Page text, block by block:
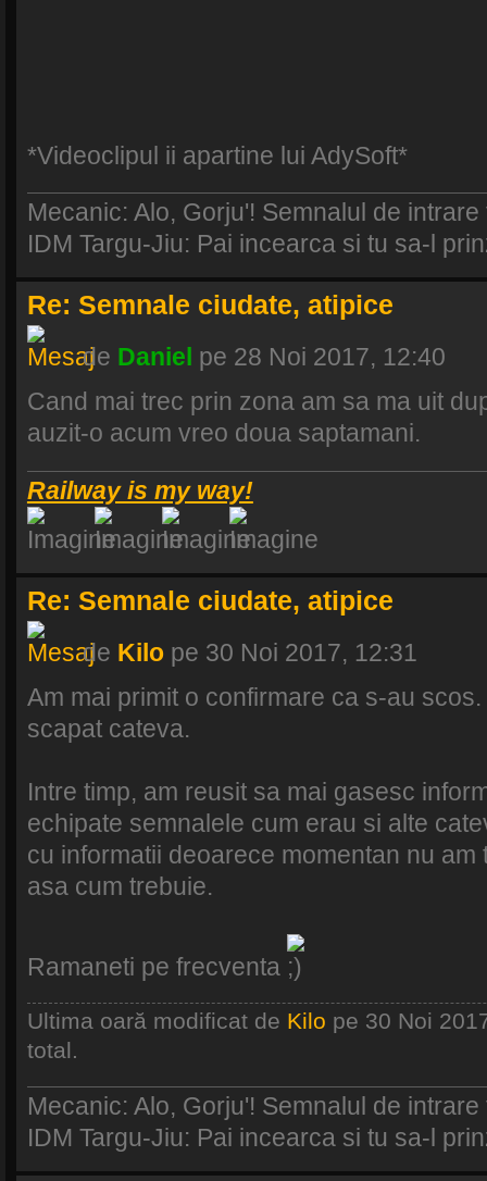
*Videoclipul ii apartine lui AdySoft*
Mecanic: Alo, Gorju'! Semnalul de
IDM Targu-Jiu: Pai incearca si tu sa-l
Re: Semnale ciudate, atipice
de Daniel pe 28 Noi 2017, 12:40
Cand mai trec prin zona am sa ma uit
auzit-o acum vreo doua saptamani.
Railway is my way!
Re: Semnale ciudate, atipice
de Kilope 30 Noi 2017, 12:31
Am mai primit o confirmare ca s-au
scapat cateva.
Intre timp, am reusit sa mai gasesc
echipate semnalele cum erau si alte
cu informatii deoarece momentan nu
asa cum trebuie.
Ramaneti pe frecventa
Ultima oară modificat de Kilo pe 30 Noi
total.
Mecanic: Alo, Gorju'! Semnalul de
IDM Targu-Jiu: Pai incearca si tu sa-l